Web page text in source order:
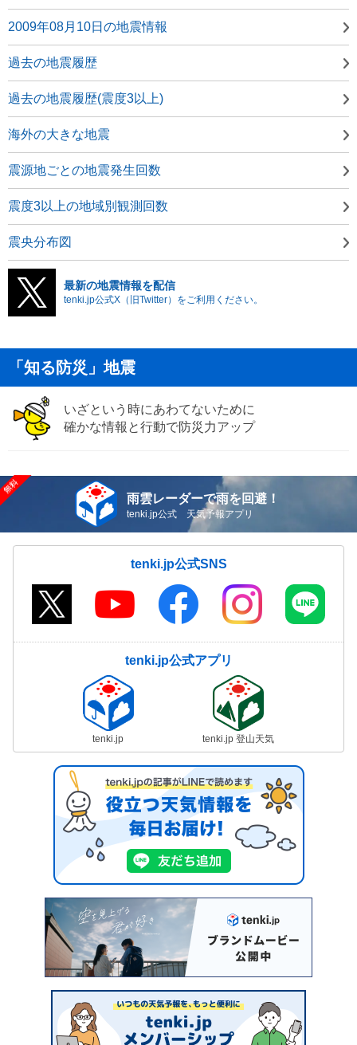
2009年08月10日の地震情報
過去の地震履歴
過去の地震履歴(震度3以上)
海外の大きな地震
震源地ごとの地震発生回数
震度3以上の地域別観測回数
震央分布図
最新の地震情報を配信
tenki.jp公式X（旧Twitter）をご利用ください。
「知る防災」地震
いざという時にあわてないために
確かな情報と行動で防災力アップ
雨雲レーダーで雨を回避！
tenki.jp公式 天気予報アプリ
tenki.jp公式SNS
tenki.jp公式アプリ
tenki.jp tenki.jp 登山天気